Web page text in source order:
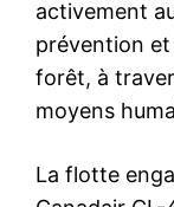
massives devant sa
résidence.
4 November 2023
In "Nation"